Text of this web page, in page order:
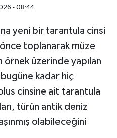
- 08:44
yeni bir tarantula cinsi
toplanarak müze
örnek üzerinde yapılan
kadar hiç
cinsine ait tarantula
türün antik deniz
olabileceğini